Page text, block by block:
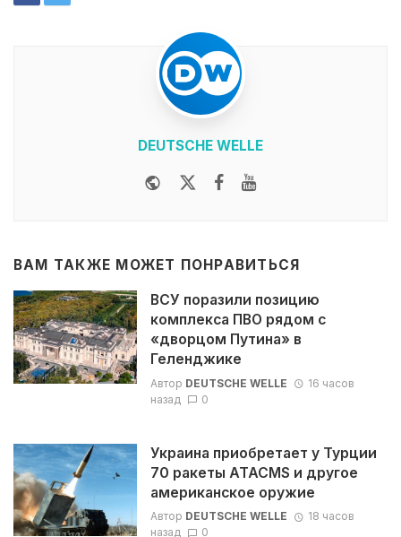
DEUTSCHE WELLE
WebsiteTwitterFacebook
ВАМ ТАКЖЕ МОЖЕТ ПОНРАВИТЬСЯ
ВСУ поразили позицию
комплекса ПВО рядом с
«дворцом Путина» в
Геленджике
Автор DEUTSCHE WELLE
16 часов
назад
0
Украина приобретает у Турции
70 ракеты ATACMS и другое
американское оружие
Автор DEUTSCHE WELLE
18 часов
назад
0